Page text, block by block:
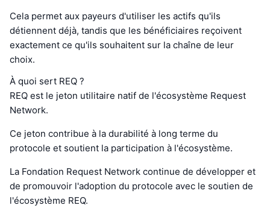
Cela permet aux payeurs d'utiliser les actifs qu'ils
détiennent déjà, tandis que les bénéficiaires reçoivent
exactement ce qu'ils souhaitent sur la chaîne de leur
choix.
À quoi sert REQ ?
REQ est le jeton utilitaire natif de l'écosystème Request
Network.
Ce jeton contribue à la durabilité à long terme du
protocole et soutient la participation à l'écosystème.
La Fondation Request Network continue de développer et
de promouvoir l'adoption du protocole avec le soutien de
l'écosystème REQ.